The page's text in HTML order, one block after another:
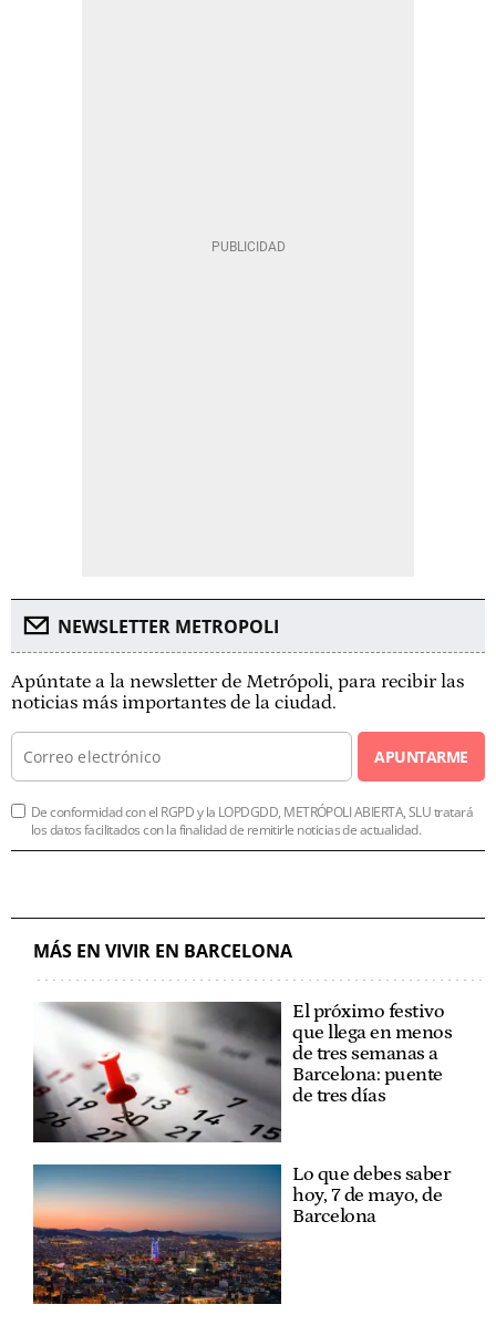
NEWSLETTER METROPOLI
Apúntate a la newsletter de Metrópoli, para recibir las
noticias más importantes de la ciudad.
APUNTARME
De conformidad con el RGPD y la LOPDGDD, METRÓPOLI ABIERTA, SLU tratará
los datos facilitados con la finalidad de remitirle noticias de actualidad.
MÁS EN VIVIR EN BARCELONA
El próximo festivo
que llega en menos
de tres semanas a
Barcelona: puente
de tres días
Lo que debes saber
hoy, 7 de mayo, de
Barcelona